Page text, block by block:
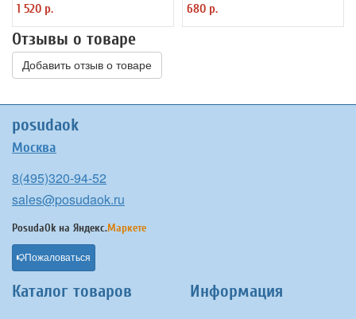
1 520 р. 680 р.
Отзывы о товаре
Добавить отзыв о товаре
posudaok
Москва
8(495)320-94-52
sales@posudaok.ru
PosudaOk на Яндекс.Маркете
Пожаловаться
Каталог товаров Информация